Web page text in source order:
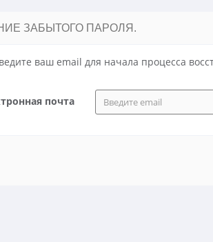
ЗАБЫТОГО ПАРОЛЯ.
ваш email для начала процесса
почта